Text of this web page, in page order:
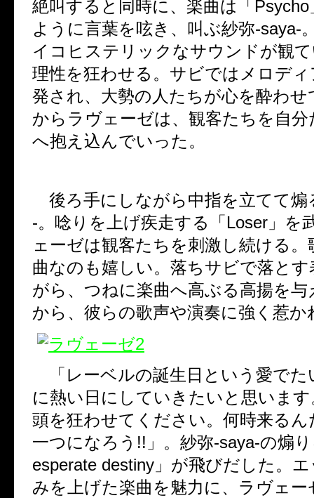
絶叫すると同時に、楽曲は「 Psycho
ように言葉を呟き、叫ぶ紗弥-saya-
イコヒステリックなサウンドが観
理性を狂わせる。サビではメロデ
発され、大勢の人たちが心を酔わせ
からラヴェーゼは、観客たちを自
へ抱え込んでいった。
後ろ手にしながら中指を立てて煽
-。唸りを上げ疾走する「 Loser 」を
ェーゼは観客たちを刺激し続ける。
曲なのも嬉しい。落ちサビで落と
がら、つねに楽曲へ高ぶる高揚を
から、彼らの歌声や演奏に強く惹か
「レーベルの誕生日という愛でた
に熱い日にしていきたいと思いま
頭を狂わせてください。何時来るん
一つになろう !! 」。紗弥-saya-の煽
esperate destiny 」が飛びだした。
みを上げた楽曲を魅力に、ラヴェ